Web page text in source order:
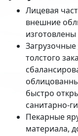
Лицевая
внешние
толстого
быстро
санитарно-
Пекарные
материала,